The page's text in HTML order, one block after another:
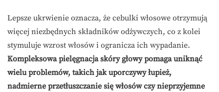
Lepsze ukrwienie oznacza, że cebulki włosowe otrzymują
więcej niezbędnych składników odżywczych, co z kolei
stymuluje wzrost włosów i ogranicza ich wypadanie.
Kompleksowa pielęgnacja skóry głowy pomaga uniknąć
wielu problemów, takich jak uporczywy łupież,
nadmierne przetłuszczanie się włosów czy nieprzyjemne